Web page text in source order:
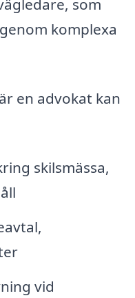
som
komplexa
en advokat kan
skilsmässa,
vid